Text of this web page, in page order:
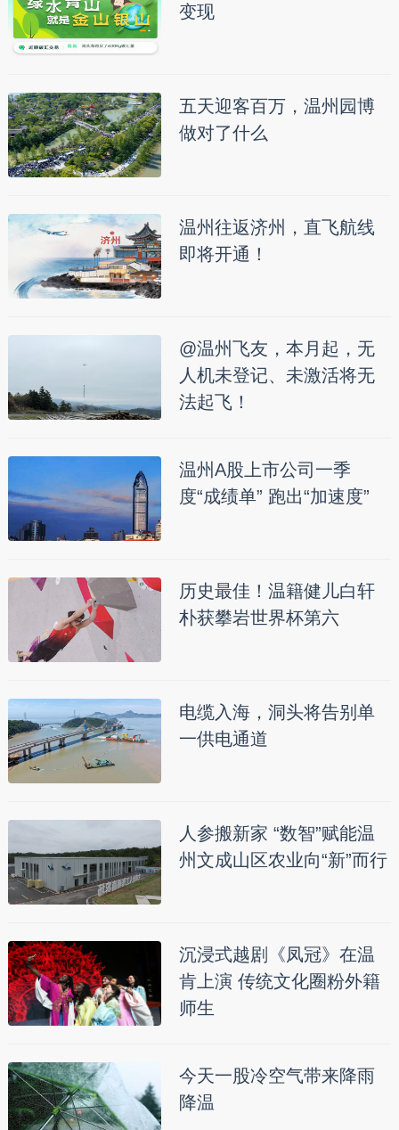
变现
五天迎客百万，温州园博
做对了什么
温州往返济州，直飞航线
即将开通！
@温州飞友，本月起，无
人机未登记、未激活将无
法起飞！
温州A股上市公司一季
度“成绩单” 跑出“加速度”
历史最佳！温籍健儿白轩
朴获攀岩世界杯第六
电缆入海，洞头将告别单
一供电通道
人参搬新家 “数智”赋能温
州文成山区农业向“新”而行
沉浸式越剧《凤冠》在温
肯上演 传统文化圈粉外籍
师生
今天一股冷空气带来降雨
降温